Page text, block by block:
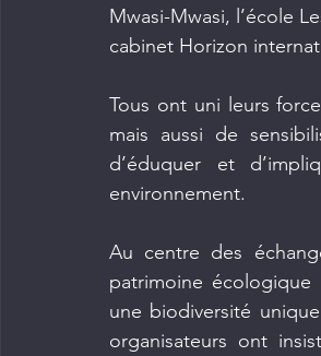
Mwasi-Mwasi, l’école
cabinet Horizon
Tous ont uni leurs
mais aussi de
d’éduquer et
environnement.
Au centre des
patrimoine
une biodiversité
organisateurs ont